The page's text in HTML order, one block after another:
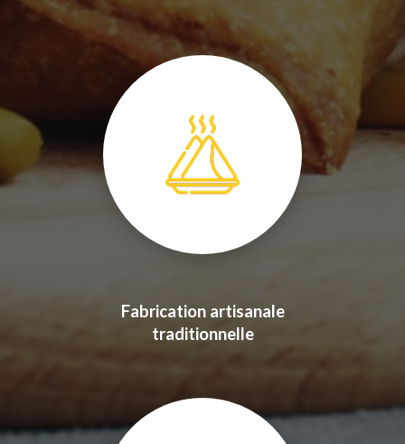
Fabrication artisanale
traditionnelle